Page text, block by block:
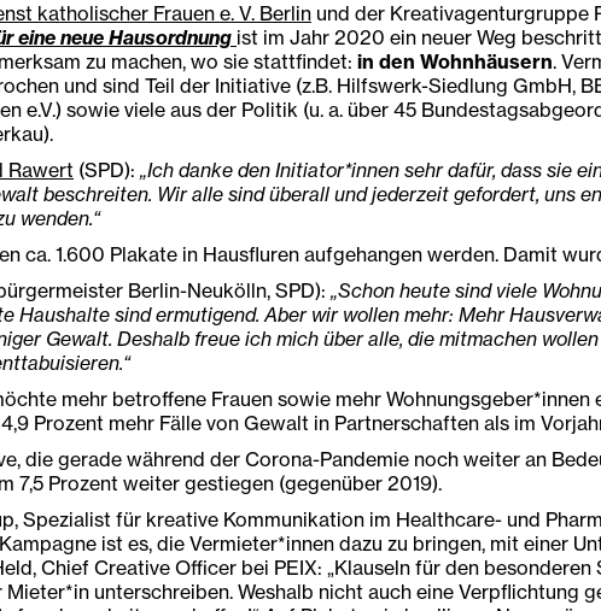
katholischer Frauen e. V. Berlin und der Kreativagenturgruppe
eine neue Hausordnung ist im Jahr 2020 ein neuer Weg
zu machen, wo sie stattfindet: in den Wohnhäusern.
und sind Teil der Initiative (z.B. Hilfswerk-Siedlung GmbH,
e.V.) sowie viele aus der Politik (u. a. über 45
Rawert (SPD): „Ich danke den Initiator*innen sehr dafür, dass sie
beschreiten. Wir alle sind überall und jederzeit gefordert, uns
wenden.“
ca. 1.600 Plakate in Hausfluren aufgehangen werden. Damit
Berlin-Neukölln, SPD): „Schon heute sind viele
Haushalte sind ermutigend. Aber wir wollen mehr: Mehr
Gewalt. Deshalb freue ich mich über alle, die mitmachen
mehr betroffene Frauen sowie mehr
Prozent mehr Fälle von Gewalt in Partnerschaften als im
die gerade während der Corona-Pandemie noch weiter an
7,5 Prozent weiter gestiegen (gegenüber 2019).
Spezialist für kreative Kommunikation im Healthcare- und
ist es, die Vermieter*innen dazu zu bringen, mit einer
Chief Creative Officer bei PEIX: „Klauseln für den
Mieter*in unterschreiben. Weshalb nicht auch eine Verpflichtung